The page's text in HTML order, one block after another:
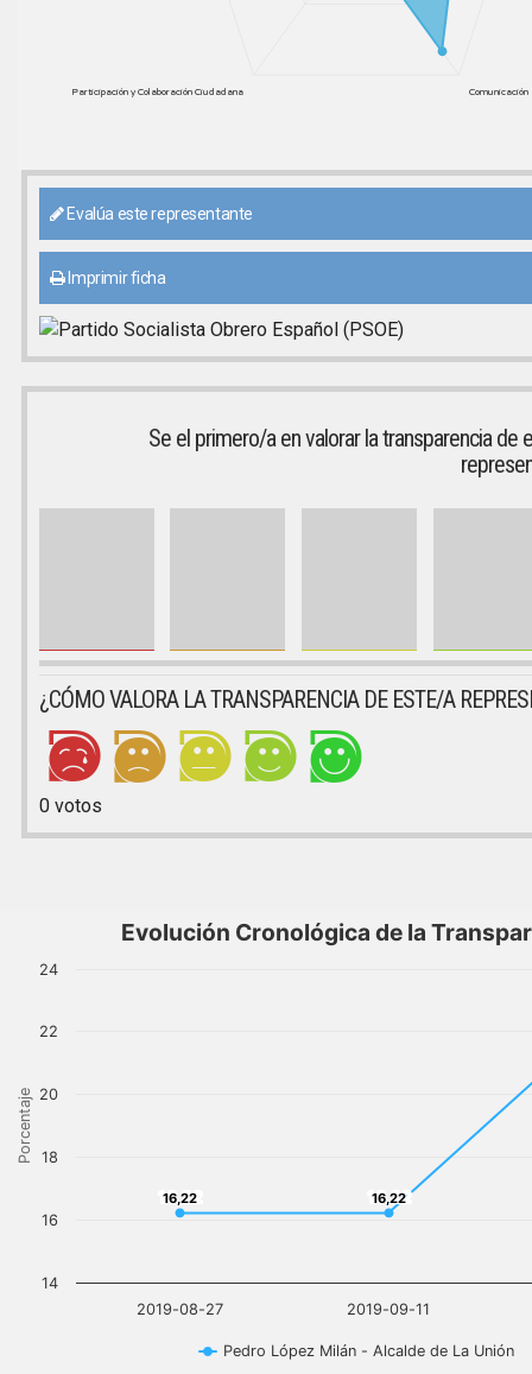
Participación y Colaboración Ciudadana
Evalúa este representante
Imprimir ficha
Se el primero/a en valorar la transparencia de
¿CÓMO VALORA LA TRANSPARENCIA DE ESTE/A
0votos
Porcentaje
Evolución Cronológica de la
16,22
16,22 16,22
16,22
Pedro López Milán - Alcalde de La Unión
2019-08-27 2019-09-11
14
16
18
20
22
24